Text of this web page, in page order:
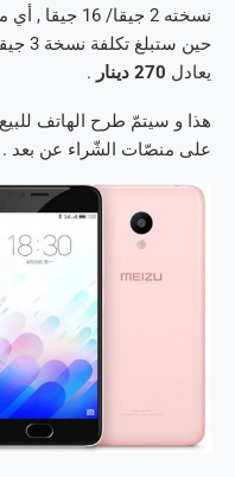
نسخته 2 جيقا/ 16 جيقا , أي ما يعادل
حين ستبلغ تكلفة نسخة 3 جيقا/ 32 جيقا حوالي
يعادل 270 دينار .
هذا و سيتمّ طرح الهاتف
على منصّات الشّراء عن بعد .